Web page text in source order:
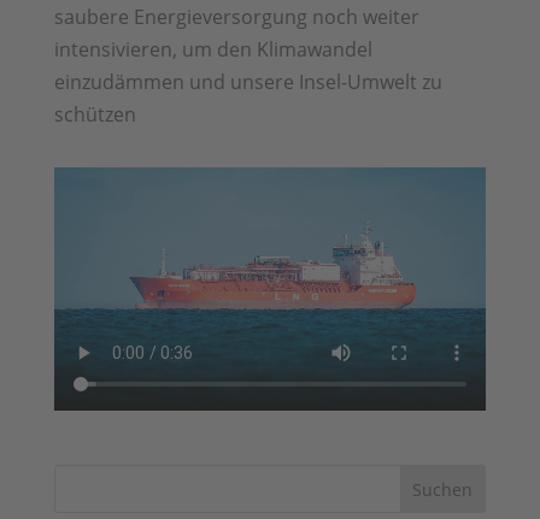
saubere Energieversorgung noch weiter
intensivieren, um den Klimawandel
einzudämmen und unsere Insel-Umwelt zu
schützen